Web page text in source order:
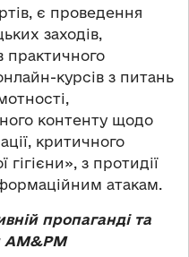
є проведення
заходів,
практичного
курсів з питань
контенту щодо
критичного
з протидії
атакам.
пропаганді та
АМ&РМ